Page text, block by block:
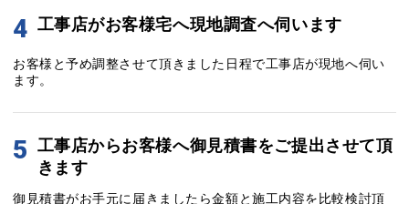
4 工事店がお客様宅へ現地調査へ伺います
お客様と予め調整させて頂きました日程で工事店が現地へ伺い
ます。
5 工事店からお客様へ御見積書をご提出させて頂
きます
御見積書がお手元に届きましたら金額と施工内容を比較検討頂